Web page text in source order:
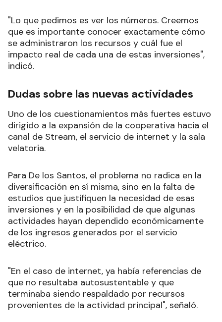
"Lo que pedimos es ver los números. Creemos
que es importante conocer exactamente cómo
se administraron los recursos y cuál fue el
impacto real de cada una de estas inversiones",
indicó.
Dudas sobre las nuevas actividades
Uno de los cuestionamientos más fuertes estuvo
dirigido a la expansión de la cooperativa hacia el
canal de Stream, el servicio de internet y la sala
velatoria.
Para De los Santos, el problema no radica en la
diversificación en sí misma, sino en la falta de
estudios que justifiquen la necesidad de esas
inversiones y en la posibilidad de que algunas
actividades hayan dependido económicamente
de los ingresos generados por el servicio
eléctrico.
"En el caso de internet, ya había referencias de
que no resultaba autosustentable y que
terminaba siendo respaldado por recursos
provenientes de la actividad principal", señaló.